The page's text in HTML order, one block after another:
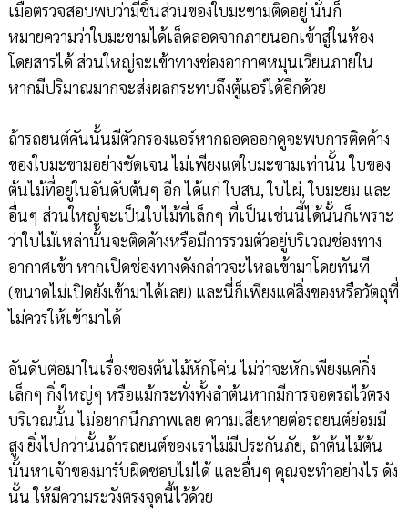
เมื่อตรวจสอบพบว่ามีชิ้นส่วนของใบมะขามติดอยู่ นั่นก็
หมายความว่าใบมะขามได้เล็ดลอดจากภายนอกเข้าสู่ในห้อง
โดยสารได้ ส่วนใหญ่จะเข้าทางช่องอากาศหมุนเวียนภายใน
หากมีปริมาณมากจะส่งผลกระทบถึงตู้แอร์ได้อีกด้วย
ถ้ารถยนต์คันนั้นมีตัวกรองแอร์หากถอดออกดูจะพบการติดค้าง
ของใบมะขามอย่างชัดเจน ไม่เพียงแต่ใบมะขามเท่านั้น ใบของ
ต้นไม้ที่อยู่ในอันดับต้นๆ อีก ได้แก่ ใบสน, ใบไผ่, ใบมะยม และ
อื่นๆ ส่วนใหญ่จะเป็นใบไม้ที่เล็กๆ ที่เป็นเช่นนี้ได้นั้นก็เพราะ
ว่าใบไม้เหล่านั้นจะติดค้างหรือมีการรวมตัวอยู่บริเวณช่องทาง
อากาศเข้า หากเปิดช่องทางดังกล่าวจะไหลเข้ามาโดยทันที
(ขนาดไม่เปิดยังเข้ามาได้เลย) และนี่ก็เพียงแค่สิ่งของหรือวัตถุที่
ไม่ควรให้เข้ามาได้
อันดับต่อมาในเรื่องของต้นไม้หักโค่น ไม่ว่าจะหักเพียงแค่กิ่ง
เล็กๆ กิ่งใหญ่ๆ หรือแม้กระทั่งทั้งลำต้นหากมีการจอดรถไว้ตรง
บริเวณนั้น ไม่อยากนึกภาพเลย ความเสียหายต่อรถยนต์ย่อมมี
สูง ยิ่งไปกว่านั้นถ้ารถยนต์ของเราไม่มีประกันภัย, ถ้าต้นไม้ต้น
นั้นหาเจ้าของมารับผิดชอบไม่ได้ และอื่นๆ คุณจะทำอย่างไร ดัง
นั้น ให้มีความระวังตรงจุดนี้ไว้ด้วย